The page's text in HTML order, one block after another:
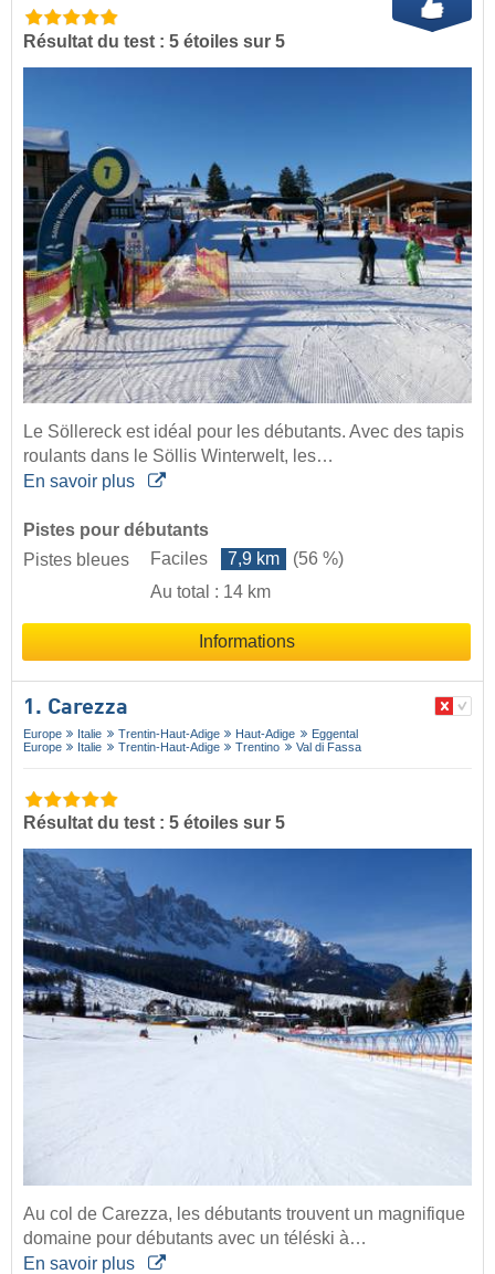
Résultat du test : 5 étoiles sur 5
Le Söllereck est idéal pour les débutants. Avec des tapis
roulants dans le Söllis Winterwelt, les…
En savoir plus
Pistes pour débutants
Pistes bleues
Faciles 7,9 km
(56 %)
Au total : 14 km
Informations
1. Carezza
Europe Italie Trentin-Haut-Adige Haut-Adige
Eggental
Europe
Italie Trentin-Haut-Adige Trentino Val di Fassa
Résultat du test : 5 étoiles sur 5
Au col de Carezza, les débutants trouvent un magnifique
domaine pour débutants avec un téléski à…
En savoir plus